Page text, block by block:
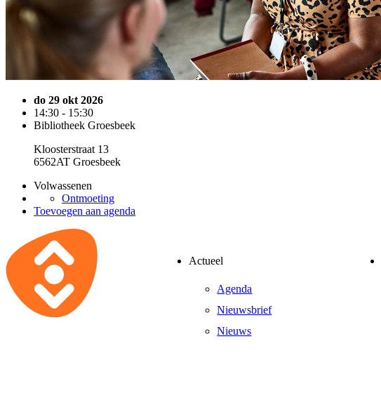
do 29 okt 2026
14:30 - 15:30
Bibliotheek Groesbeek
Kloosterstraat 13
6562AT Groesbeek
Volwassenen
Ontmoeting
Toevoegen aan agenda
Actueel
Agenda
Nieuwsbrief
Nieuws